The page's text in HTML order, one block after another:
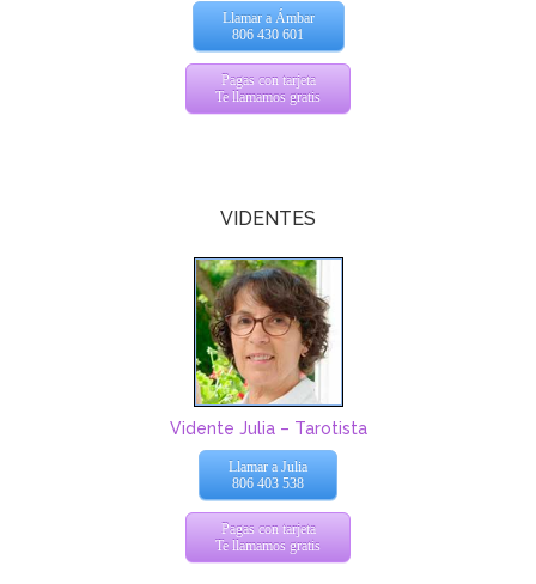
Llamar a Ámbar
806 430 601
Pagas con tarjeta
Te llamamos gratis
VIDENTES
Vidente Julia – Tarotista
Llamar a Julia
806 403 538
Pagas con tarjeta
Te llamamos gratis